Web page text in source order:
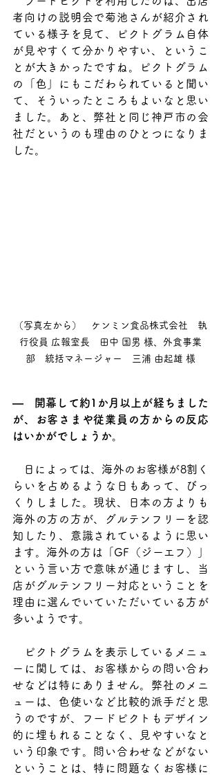
者向けの説明会で菊池さんが紹介され
ている様子を見て、ピクトグラム自体
が見やすくて分かりやすい、というこ
とが大きかったですね。ピクトグラム
の「色」にもこだわられていると聞い
て、そういったところもよいなと思い
ました。あと、弊社と同じ神戸市の会
社だというのも理由のひとつになりま
した。
（写真左から）　ケンミン食品株式会社　執
行役員 広報室長　田中 国男 様、外食事業
部　統括マネージャー　三浦 由起雄 様
―　開幕して約1か月以上が経ちました
が、お客さまや従業員の方からの反応
はいかがでしょうか。
日によっては、海外のお客様が8割く
らいを占めるような日もあって、びっ
くりしました。現状、日本の方よりも
海外の方の方が、グルテンフリーを認
知したり、意識されているように思い
ます。海外の方は「GF（ジーエフ）」
という言い方で意味が通じますし、当
店がグルテンフリー対応ということを
理由に選んでいていただいている方が
多いようです。
ピクトグラムを表示しているメニュ
ーに関しては、お客様からの問い合わ
せなどは特にありません。弊社のメニ
ューは、色使いなど比較的派手だと思
うのですが、フードピクトもデザイン
的に埋もれることなく、見やすいなと
いう印象です。問い合わせなどがない
ということは、特に問題なくお客様に